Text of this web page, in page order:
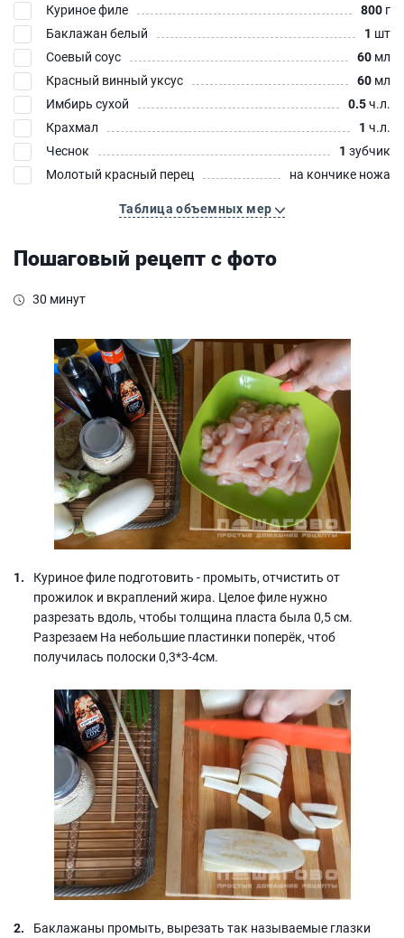
Куриное филе 800 г
Баклажан белый
1 шт
Соевый соус
60 мл
Красный винный уксус
60 мл
Имбирь сухой
0.5ч.л.
Крахмал
1 ч.л.
Чеснок
1 зубчик
Молотый красный перец
на кончике ножа
Таблица объемных мер
Пошаговый рецепт с фото
30 минут
Куриное филе подготовить - промыть, отчистить от
прожилок и вкраплений жира. Целое филе нужно
разрезать вдоль, чтобы толщина пласта была 0,5 см.
Разрезаем На небольшие пластинки поперёк, чтоб
получилась полоски 0,3*3-4см.
Баклажаны промыть, вырезать так называемые глазки